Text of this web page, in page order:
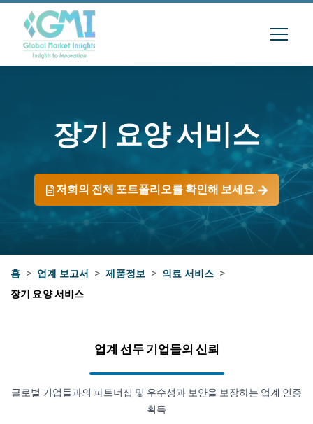
장기 요양 서비스
저희의 전체 포트폴리오를 확인해 보세요.
홈 > 업계 보고서 > 제품정보 > 의료 서비스 >
장기 요양 서비스
업계 선두 기업들의 신뢰
글로벌 기업들과의 파트너십 및 우수성과 보안을 보장하는 업계 인증
획득